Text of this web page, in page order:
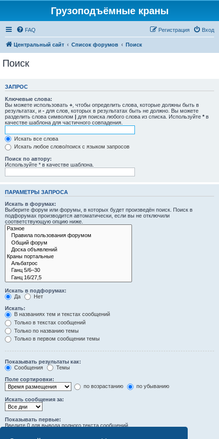
Грузоподъёмные краны
FAQ Вход
Регистрация
Центральный сайт Список форумов Поиск
Поиск
ЗАПРОС
Ключевые слова:
Вы можете использовать + , чтобы определить слова, которые должны быть в
результатах, и - для слов, которых в результатах быть не должно. Вы можете
разделить слова символом | для поиска любого слова из списка. Используйте * в
качестве шаблона для частичного совпадения.
Искать все слова
Искать любое слово/поиск с языком запросов
Поиск по автору:
Используйте * в качестве шаблона.
ПАРАМЕТРЫ ЗАПРОСА
Искать в форумах:
Выберите форум или форумы, в которых будет произведён поиск. Поиск в
подфорумах производится автоматически, если вы не отключили
соответствующую опцию ниже.
Искать в подфорумах:
Да
Нет
Искать:
В названиях тем и текстах сообщений
Только в текстах сообщений
Только по названию темы
Только в первом сообщении темы
Показывать результаты как:
Сообщения
Темы
Поле сортировки:
по возрастанию
по убыванию
Искать сообщения за:
Показывать первые:
Введите 0 для вывода полного текста сообщений.